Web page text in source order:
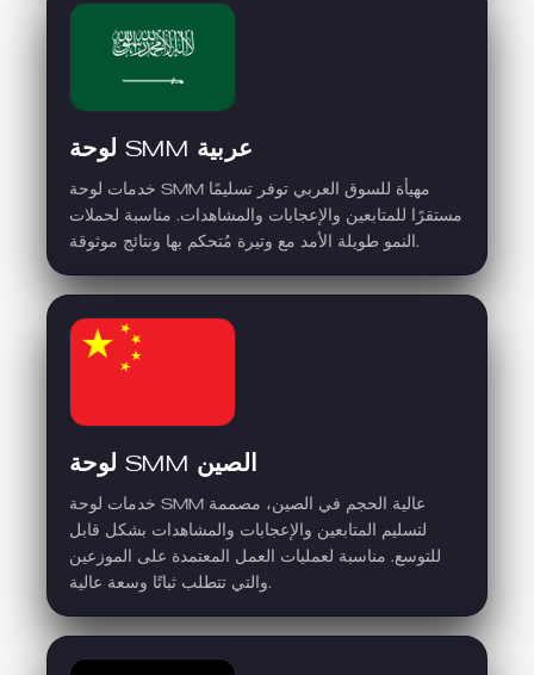
لوحة SMM عربية
خدمات لوحة SMM مهيأة للسوق العربي توفر تسليمًا
مستقرًا للمتابعين والإعجابات والمشاهدات. مناسبة لحملات
النمو طويلة الأمد مع وتيرة مُتحكم بها ونتائج موثوقة.
لوحة SMM الصين
خدمات لوحة SMM عالية الحجم في الصين، مصممة
لتسليم المتابعين والإعجابات والمشاهدات بشكل قابل
للتوسع. مناسبة لعمليات العمل المعتمدة على الموزعين
والتي تتطلب ثباتًا وسعة عالية.